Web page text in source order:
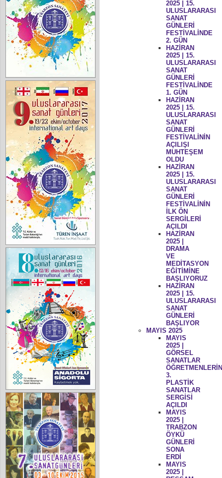
2025 | 15.
ULUSLARARASI
SANAT
GÜNLERİ
FESTİVALİNDE
2. GÜN
HAZİRAN
2025 | 15.
ULUSLARARASI
SANAT
GÜNLERİ
FESTİVALİNDE
1. GÜN
HAZİRAN
2025 | 15.
ULUSLARARASI
SANAT
GÜNLERİ
FESTİVALİNİN
AÇILIŞI
MUHTEŞEM
OLDU
HAZİRAN
2025 | 15.
ULUSLARARASI
SANAT
GÜNLERİ
FESTİVALİNİN
İLK ÖN
SERGİLERİ
AÇILDI
HAZİRAN
2025 |
DRAMA
VE
MEDİTASYON
EĞİTİMİNE
BAŞLIYORUZ
HAZİRAN
2025 | 15.
ULUSLARARASI
SANAT
GÜNLERİ
BAŞLIYOR
MAYIS 2025
MAYIS
2025 |
GÖRSEL
SANATLAR
3.
PLASTİK
SANATLAR
SERGİSİ
AÇILDI
MAYIS
2025 |
TRABZON
ÖYKÜ
GÜNLERİ
SONA
ERDİ
MAYIS
2025 |